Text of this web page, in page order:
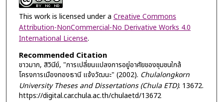
This work is licensed under a Creative Commons
Attribution-NonCommercial-No Derivative Works 4.0
International License.
Recommended Citation
ขาวมาก, สิวินีย์, "การเปลี่ยนแปลงการอยู่อาศัยของชุมชนใกล้
โครงการเมืองทองธานี แจ้งวัฒนะ" (2002). Chulalongkorn
University Theses and Dissertations (Chula ETD). 13672.
https://digital.car.chula.ac.th/chulaetd/13672